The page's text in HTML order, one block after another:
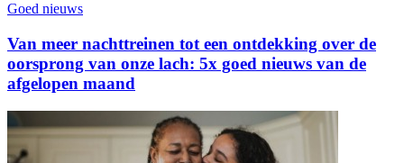
Goed nieuws
Van meer nachttreinen tot een ontdekking over de
oorsprong van onze lach: 5x goed nieuws van de
afgelopen maand